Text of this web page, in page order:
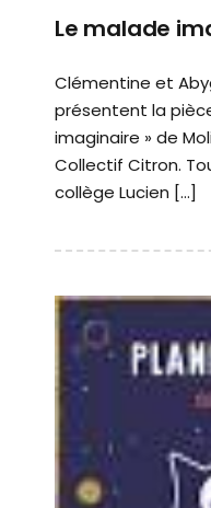
Le malade
Clémentine et
présentent la
imaginaire » de
Collectif Citron.
collège Lucien […]